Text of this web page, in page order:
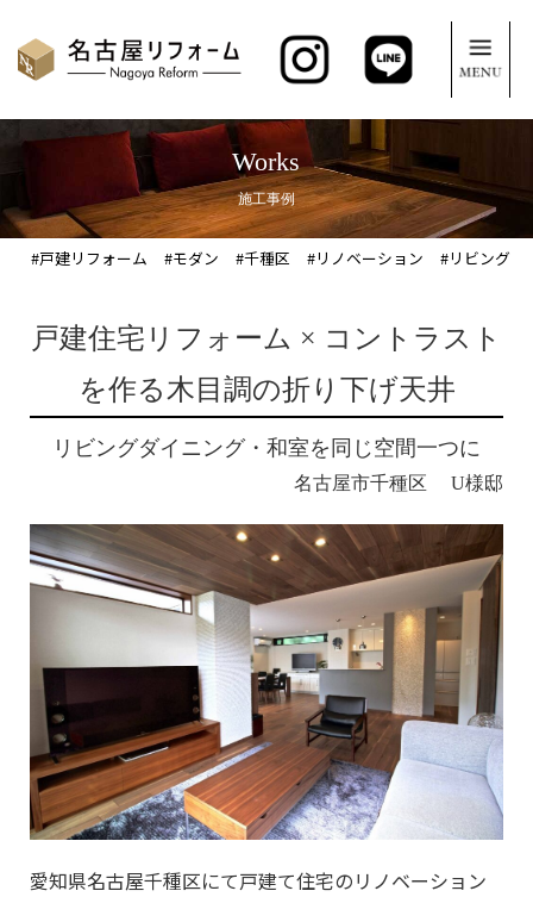
Works
施工事例
#戸建リフォーム #モダン #千種区 #リノベーション #リビング
戸建住宅リフォーム × コントラスト
を作る木目調の折り下げ天井
リビングダイニング・和室を同じ空間一つに
名古屋市千種区 U様邸
愛知県名古屋千種区にて戸建て住宅のリノベーション